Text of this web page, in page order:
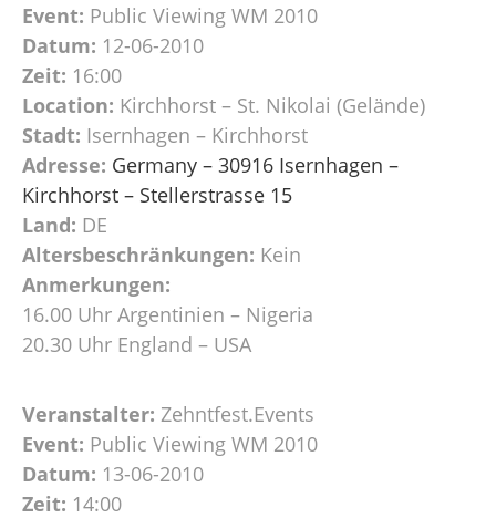
Event: Public Viewing WM 2010
Datum: 12-06-2010
Zeit: 16:00
Location: Kirchhorst – St. Nikolai (Gelände)
Stadt: Isernhagen – Kirchhorst
Adresse: Germany – 30916 Isernhagen –
Kirchhorst – Stellerstrasse 15
Land: DE
Altersbeschränkungen: Kein
Anmerkungen:
16.00 Uhr Argentinien – Nigeria
20.30 Uhr England – USA
Veranstalter: Zehntfest.Events
Event: Public Viewing WM 2010
Datum: 13-06-2010
Zeit: 14:00